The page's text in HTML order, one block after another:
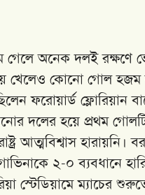
অনেক দলই রক্ষণে
খেলেও কোনো গোল হজম
ফরোয়ার্ড ফ্লোরিয়ান
দলের হয়ে প্রথম
আত্মবিশ্বাস
২-০ ব্যবধানে
স্টেডিয়ামে ম্যাচের